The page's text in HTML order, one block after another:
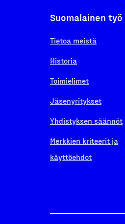
Suomalainen työ
Tietoa meistä
Historia
Toimielimet
Jäsenyritykset
Yhdistyksen säännöt
Merkkien kriteerit ja
käyttöehdot